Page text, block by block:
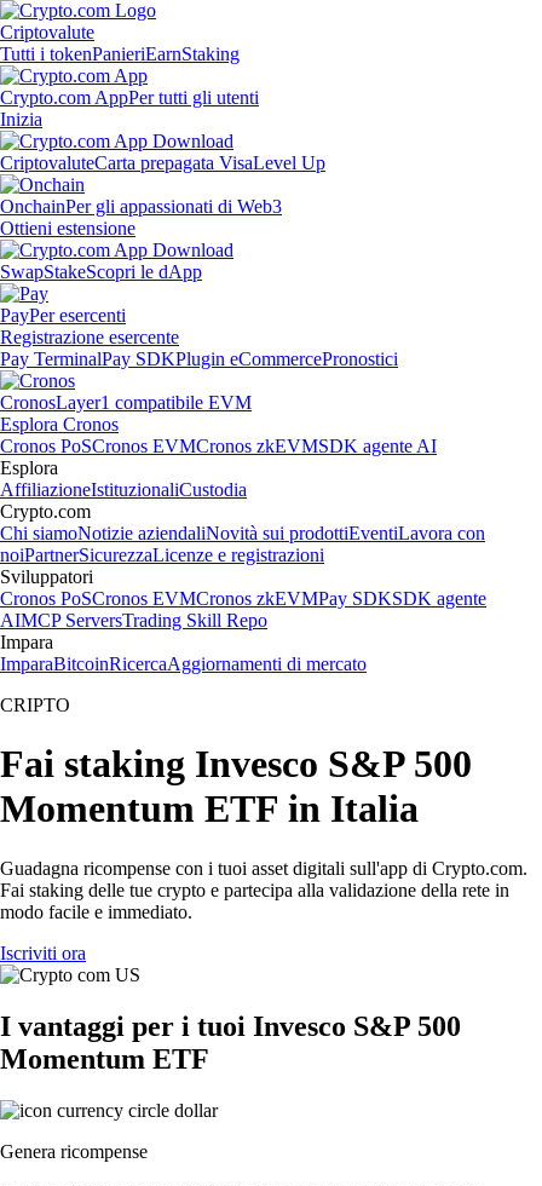
Criptovalute
Tutti i tokenPanieriEarnStaking
Crypto.com AppPer tutti gli utenti
Inizia
CriptovaluteCarta prepagata VisaLevel Up
OnchainPer gli appassionati di Web3
Ottieni estensione
SwapStakeScopri le dApp
PayPer esercenti
Registrazione esercente
Pay TerminalPay SDKPlugin eCommercePronostici
CronosLayer1 compatibile EVM
Esplora Cronos
Cronos PoSCronos EVMCronos zkEVMSDK agente AI
Esplora
AffiliazioneIstituzionaliCustodia
Crypto.com
Chi siamoNotizie aziendaliNovità sui prodottiEventiLavora con
noiPartnerSicurezzaLicenze e registrazioni
Sviluppatori
Cronos PoSCronos EVMCronos zkEVMPay SDKSDK agente
AIMCP ServersTrading Skill Repo
Impara
ImparaBitcoinRicercaAggiornamenti di mercato
CRIPTO
Fai staking Invesco S&P 500
Momentum ETF in Italia
Guadagna ricompense con i tuoi asset digitali sull'app di Crypto.com.
Fai staking delle tue crypto e partecipa alla validazione della rete in
modo facile e immediato.
Iscriviti ora
I vantaggi per i tuoi Invesco S&P 500
Momentum ETF
Genera ricompense